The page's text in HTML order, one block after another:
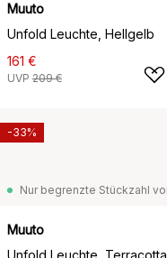
Muuto
Unfold Leuchte, Hellgelb
161 €
UVP 209 €
Muuto
Unfold Leuchte, Terracotta
-33%